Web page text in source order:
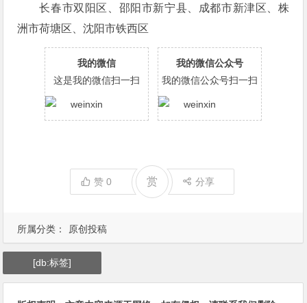
所属分类： 原创投稿
长春市双阳区、邵阳市新宁县、成都市新津区、株
洲市荷塘区、沈阳市铁西区
我的微信
这是我的微信扫一扫
我的微信公众号
我的微信公众号扫一扫
赞0 赏 分享
[db:标签]